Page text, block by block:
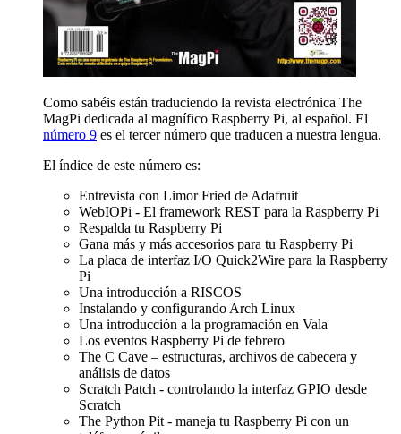
Como sabéis están traduciendo la revista electrónica The
MagPi dedicada al magnífico Raspberry Pi, al español. El
número 9 es el tercer número que traducen a nuestra lengua.
El índice de este número es:
Entrevista con Limor Fried de Adafruit
WebIOPi - El framework REST para la Raspberry Pi
Respalda tu Raspberry Pi
Gana más y más accesorios para tu Raspberry Pi
La placa de interfaz I/O Quick2Wire para la Raspberry
Pi
Una introducción a RISCOS
Instalando y configurando Arch Linux
Una introducción a la programación en Vala
Los eventos Raspberry Pi de febrero
The C Cave – estructuras, archivos de cabecera y
análisis de datos
Scratch Patch - controlando la interfaz GPIO desde
Scratch
The Python Pit - maneja tu Raspberry Pi con un